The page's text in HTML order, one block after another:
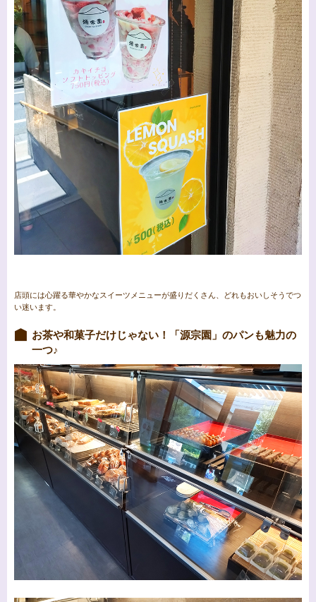
店頭には心躍る華やかなスイーツメニューが盛りだくさん、どれもおいしそうでつ
い迷います。
お茶や和菓子だけじゃない！「源宗園」のパンも魅力の
一つ♪